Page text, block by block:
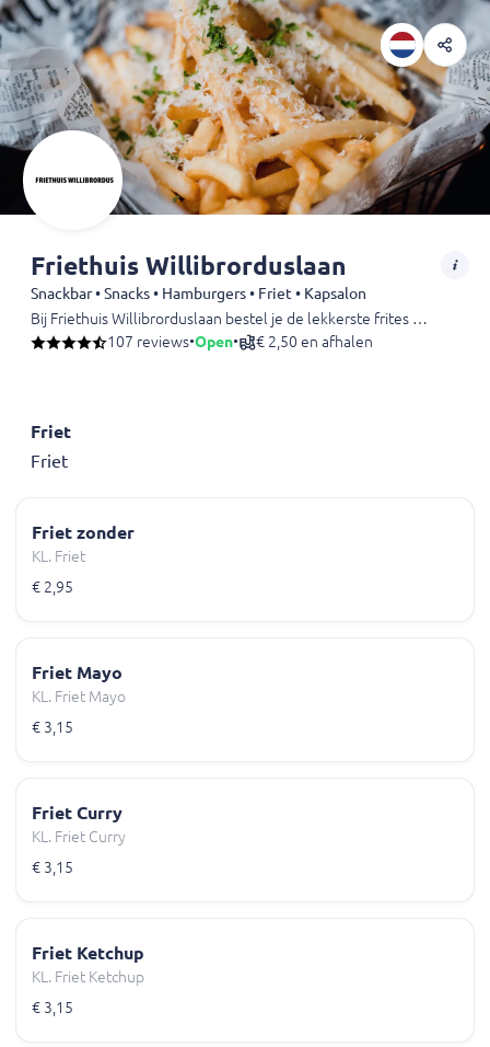
Friethuis Willibrorduslaan
Snackbar • Snacks • Hamburgers • Friet • Kapsalon
Bij Friethuis Willibrorduslaan bestel je de lekkerste frites van Valkenswaard. De hamburgers, kapsalons, snacks en schotels zijn altijd vers gebakken en op tijd bezorgd of klaar om af te halen.
107 reviews•Open• € 2,50 en afhalen
Friet
Friet
Friet zonder
KL. Friet
€ 2,95
Friet Mayo
KL. Friet Mayo
€ 3,15
Friet Curry
KL. Friet Curry
€ 3,15
Friet Ketchup
KL. Friet Ketchup
€ 3,15